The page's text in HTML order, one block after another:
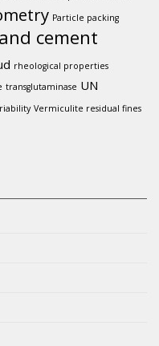
Particle packing
cement
rheological properties
transglutaminase UN
Vermiculite residual fines